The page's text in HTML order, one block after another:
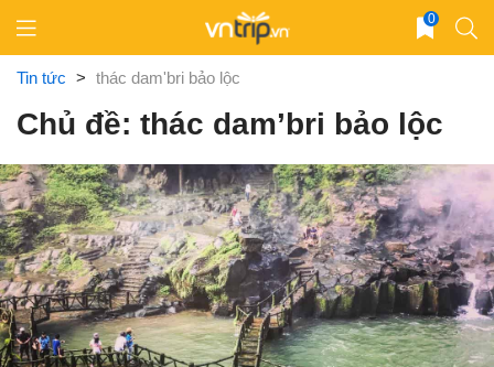
content
0
Tin tức > thác dam'bri bảo lộc
Chủ đề: thác dam’bri bảo lộc